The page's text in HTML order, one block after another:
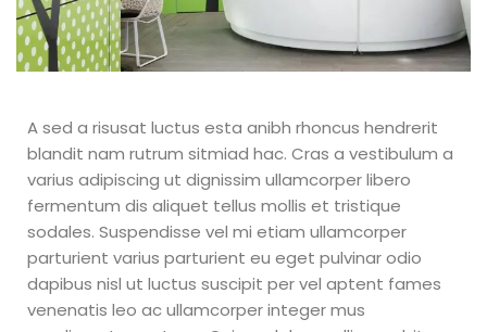
A sed a risusat luctus esta anibh rhoncus hendrerit
blandit nam rutrum sitmiad hac. Cras a vestibulum a
varius adipiscing ut dignissim ullamcorper libero
fermentum dis aliquet tellus mollis et tristique
sodales. Suspendisse vel mi etiam ullamcorper
parturient varius parturient eu eget pulvinar odio
dapibus nisl ut luctus suscipit per vel aptent fames
venenatis leo ac ullamcorper integer mus